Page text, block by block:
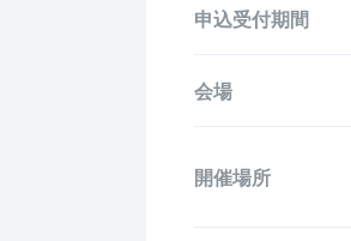
申込受付期間
会場
開催場所